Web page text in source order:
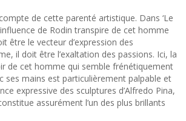
de cette parenté artistique. Dans ‘Le
de Rodin transpire de cet homme
être le vecteur d’expression des
il doit être l’exaltation des passions. Ici, la
de cet homme qui semble frénétiquement
ses mains est particulièrement palpable et
expressive des sculptures d’Alfredo Pina,
assurément l’un des plus brillants